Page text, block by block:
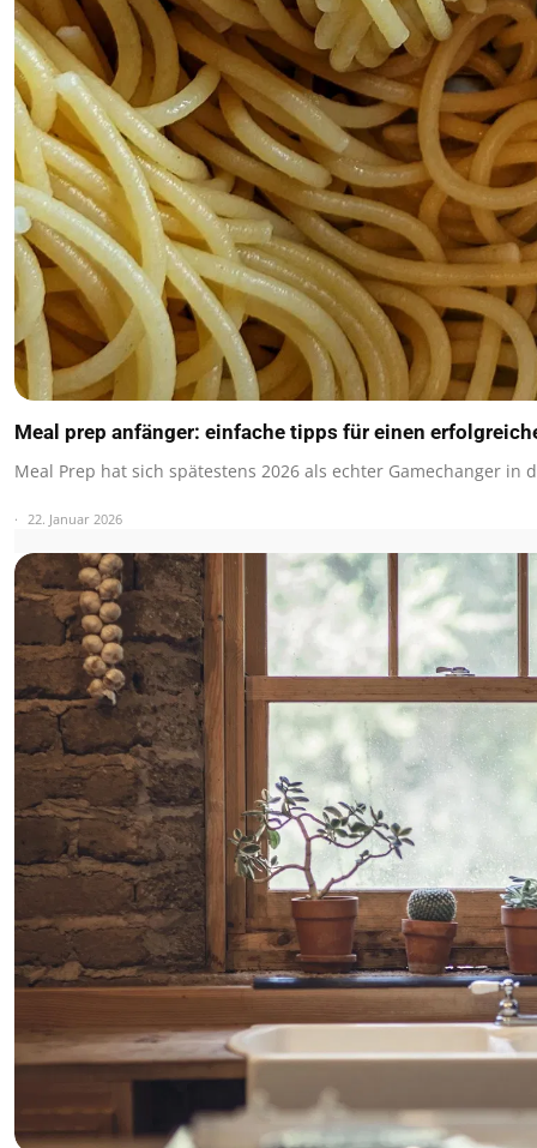
Meal prep anfänger: einfache tipps für einen
Meal Prep hat sich spätestens 2026 als echter Gamechanger in
22. Januar 2026